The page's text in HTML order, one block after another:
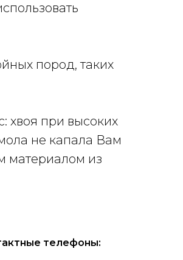
пород, таких
хвоя при высоких
не капала Вам
материалом из
телефоны: